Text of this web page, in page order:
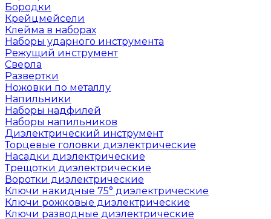
Бородки
Крейцмейсели
Клейма в наборах
Наборы ударного инструмента
Режущий инструмент
Сверла
Развертки
Ножовки по металлу
Напильники
Наборы надфилей
Наборы напильников
Диэлектрический инструмент
Торцевые головки диэлектрические
Насадки диэлектрические
Трещотки диэлектрические
Воротки диэлектрические
Ключи накидные 75° диэлектрические
Ключи рожковые диэлектрические
Ключи разводные диэлектрические